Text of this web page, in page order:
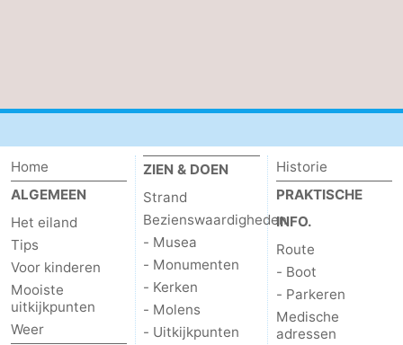
Home
ALGEMEEN
Het eiland
Tips
Voor kinderen
Mooiste
uitkijkpunten
Weer
ZIEN & DOEN
Strand
Bezienswaardigheden
- Musea
- Monumenten
- Kerken
- Molens
- Uitkijkpunten
Historie
PRAKTISCHE
INFO.
Route
- Boot
- Parkeren
Medische
adressen